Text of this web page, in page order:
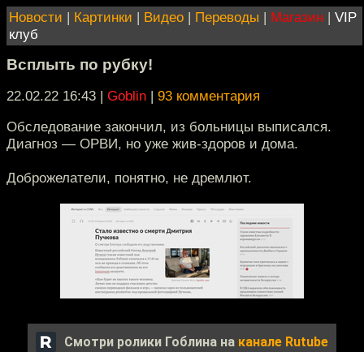
Новости | Картинки | Видео | Переводы | Магазин | VIP
клуб
Всплыть по рубку!
22.02.22 16:43 | Goblin | 93 комментария
Обследование закончил, из больницы выписался.
Диагноз — ОРВИ, но уже жив-здоров и дома.
Доброжелатели, понятно, не дремлют.
Смотри ролики Гоблина на канале Rutube